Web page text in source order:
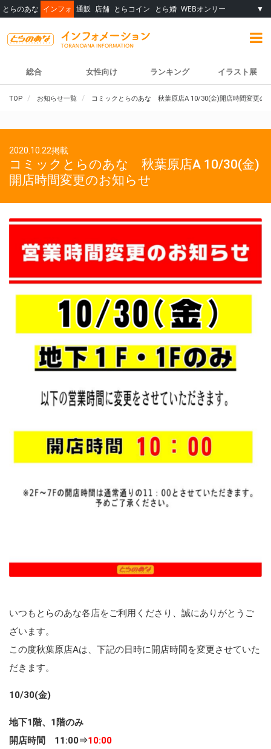
とらのあな インフォ 通販 店舗 とらコイン とら婚 WEBオンリー ▼
総合 女性向け ランキング イラスト展
TOP お知らせ一覧 コミックとらのあな 秋葉原店A 10/30(金)開店時間変更の
2020.10.22掲載
コミックとらのあな 秋葉原店A 10/30(金)
開店時間変更のお知らせ
いつもとらのあな各店をご利用くださり、誠にありがとうご
ざいます。
この度秋葉原店Aは、下記の日時に開店時間を変更させていた
だきます。
10/30(金)
地下1階、1階のみ
開店時間 11:00⇒10:00